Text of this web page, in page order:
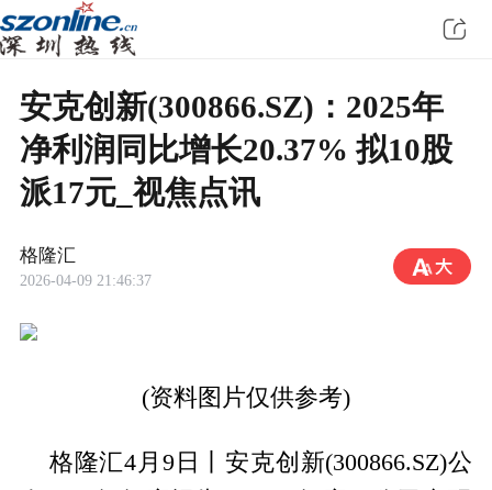
安克创新(300866.SZ)：2025年
净利润同比增长20.37% 拟10股
派17元_视焦点讯
格隆汇
2026-04-09 21:46:37
(资料图片仅供参考)
格隆汇4月9日丨安克创新(300866.SZ)公